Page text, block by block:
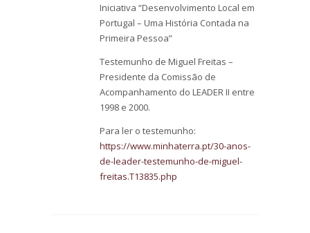
Iniciativa “Desenvolvimento Local em
Portugal – Uma História Contada na
Primeira Pessoa”
Testemunho de Miguel Freitas –
Presidente da Comissão de
Acompanhamento do LEADER II entre
1998 e 2000.
Para ler o testemunho:
https://www.minhaterra.pt/30-anos-
de-leader-testemunho-de-miguel-
freitas.T13835.php